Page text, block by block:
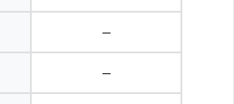
–
–